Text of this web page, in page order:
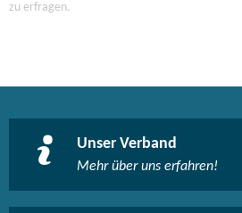
zu erfragen.
Unser Verband
Mehr über uns erfahren!